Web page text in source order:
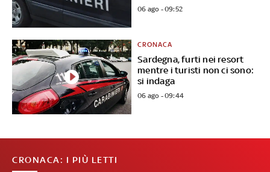
06 ago - 09:52
Sardegna, furti nei resort
mentre i turisti non ci sono:
si indaga
CRONACA
06 ago - 09:44
CRONACA: I PIÙ LETTI